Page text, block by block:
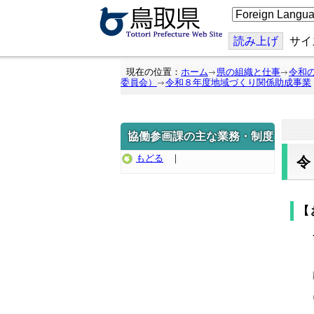
こ
の
ジ
を
翻
訳
読み上げ サイ
現在の位置： ホーム 県の組織と仕事 令和
委員会）
令和８年度地域づくり関係助成事業
協働参画課の主な業務・制度
もどる ｜